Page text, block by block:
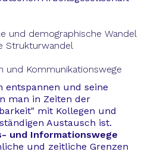
und demographische Wandel
Strukturwandel
und Kommunikationswege
entspannen und seine
man in Zeiten der
mit Kollegen und
Austausch ist.
und Informationswege
und zeitliche Grenzen